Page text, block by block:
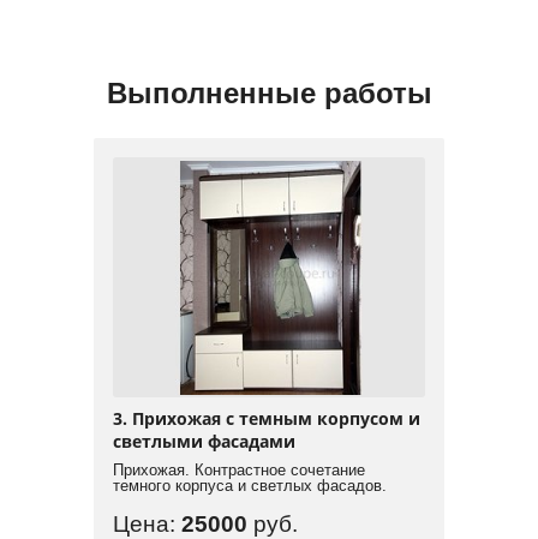
Выполненные работы
3. Прихожая с темным корпусом и
светлыми фасадами
Прихожая. Контрастное сочетание
темного корпуса и светлых фасадов.
Цена: 25000 руб.